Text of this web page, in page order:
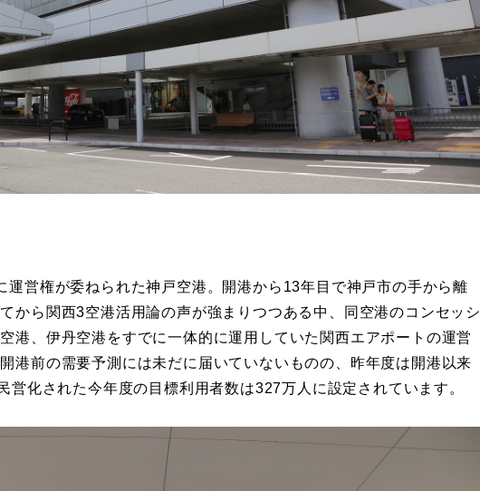
運営権が委ねられた神戸空港。開港から13年目で神戸市の手から離
から関西3空港活用論の声が強まりつつある中、同空港のコンセッシ
港、伊丹空港をすでに一体的に運用していた関西エアポートの運営
港前の需要予測には未だに届いていないものの、昨年度は開港以来
営化された今年度の目標利用者数は327万人に設定されています。